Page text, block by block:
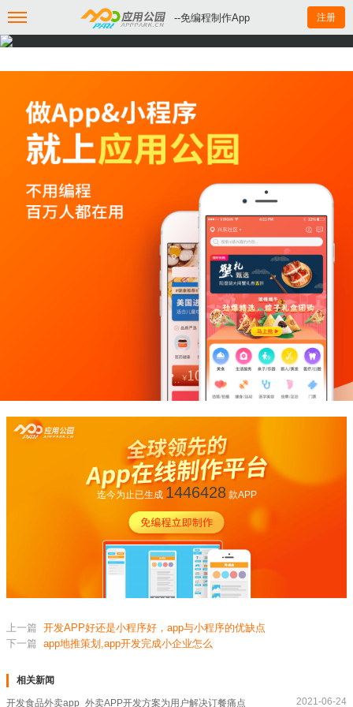
--免编程制作App 注册
迄今为止已生成 1446428款APP
上一篇 开发APP好还是小程序好，app与小程序的优缺点
下一篇 app地推策划,app开发完成小企业怎么
相关新闻
开发食品外卖app_外卖APP开发方案为用户解决订餐痛点 2021-06-24